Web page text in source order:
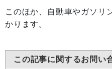
このほか、自動車やガソリ
かります。
この記事に関するお問い